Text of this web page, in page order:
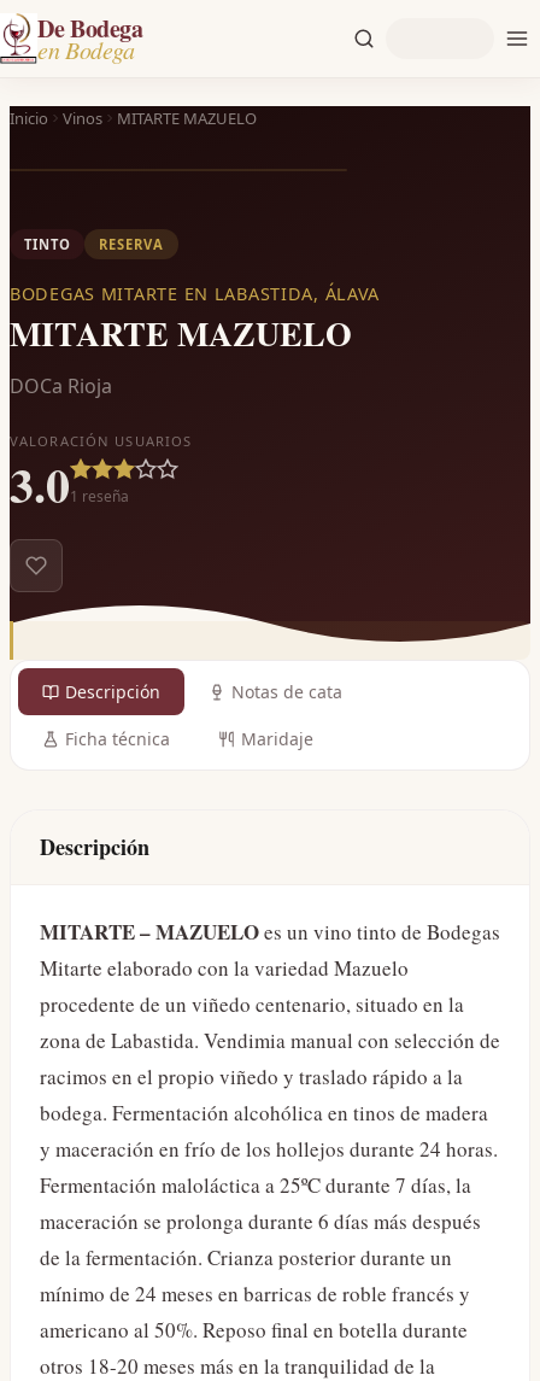
De Bodega
en Bodega
Inicio Vinos MITARTE MAZUELO
TINTO RESERVA
BODEGAS MITARTE EN LABASTIDA, ÁLAVA
MITARTE MAZUELO
DOCa Rioja
VALORACIÓN USUARIOS
3.01 reseña
Descripción Notas de cata
Ficha técnica Maridaje
Descripción
MITARTE – MAZUELOes un vino tinto de Bodegas
Mitarte elaborado con la variedad Mazuelo
procedente de un viñedo centenario, situado en la
zona de Labastida. Vendimia manual con selección de
racimos en el propio viñedo y traslado rápido a la
bodega. Fermentación alcohólica en tinos de madera
y maceración en frío de los hollejos durante 24 horas.
Fermentación maloláctica a 25ºC durante 7 días, la
maceración se prolonga durante 6 días más después
de la fermentación. Crianza posterior durante un
mínimo de 24 meses en barricas de roble francés y
americano al 50%. Reposo final en botella durante
otros 18-20 meses más en la tranquilidad de la